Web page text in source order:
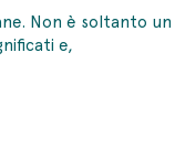
Non è soltanto un
e,